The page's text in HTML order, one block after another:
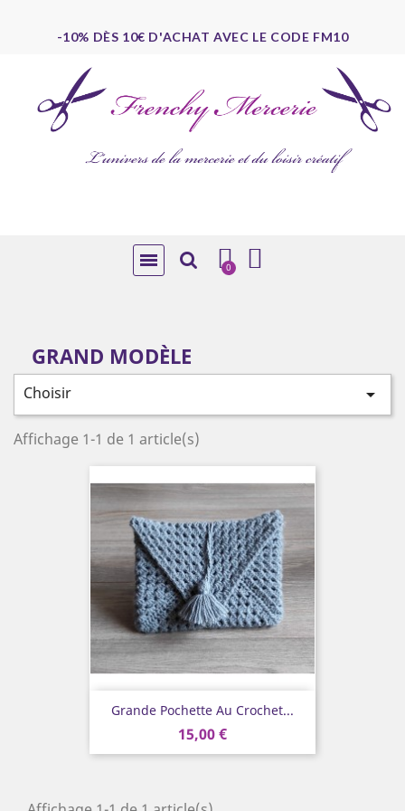
-10% DÈS 10€ D'ACHAT AVEC LE CODE FM10
GRAND MODÈLE
Choisir 
Affichage 1-1 de 1 article(s)
Grande Pochette Au Crochet...
15,00 €